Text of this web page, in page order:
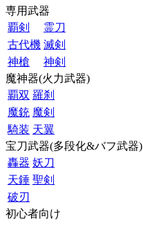
専用武器
覇剣
霊刀
古代機 滅剣
神槍
神剣
魔神器(火力武器)
覇双 羅刹
魔銃 魔剣
騎装 天翼
宝刀武器(多段化&バフ武器)
轟器 妖刀
天錘 聖剣
破刃
初心者向け